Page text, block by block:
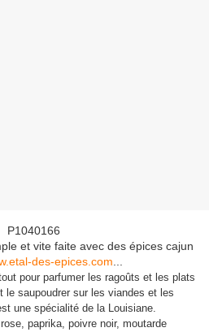
et vite faite avec des épices cajun
des-epices.com
pour parfumer les ragoûts et les plats
le saupoudrer sur les viandes et les
une spécialité de la Louisiane.
paprika, poivre noir, moutarde